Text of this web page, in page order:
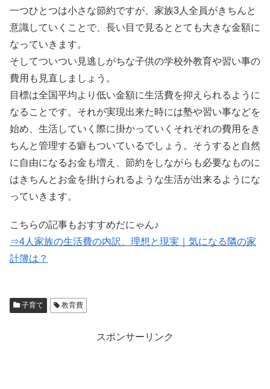
一つひとつは小さな節約ですが、家族3人全員がきちんと
意識していくことで、長い目で見るととても大きな金額に
なっていきます。
そしてついつい見逃しがちな子供の学校外教育や習い事の
費用も見直しましょう。
目標は全国平均より低い金額に生活費を抑えられるように
なることです。それが実現出来た時には塾や習い事などを
始め、生活していく際に掛かっていくそれぞれの費用をき
ちんと管理する癖もついているでしょう。そうすると自然
に自由になるお金も増え、節約をしながらも必要なものに
はきちんとお金を掛けられるような生活が出来るようにな
っていきます。
こちらの記事もおすすめだにゃん♪
⇒4人家族の生活費の内訳、理想と現実｜気になる隣の家
計簿は？
子育て 教育費
スポンサーリンク